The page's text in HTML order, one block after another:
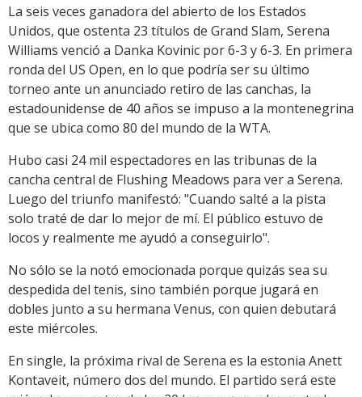
Link
La seis veces ganadora del abierto de los Estados
Unidos, que ostenta 23 títulos de Grand Slam, Serena
Williams venció a Danka Kovinic por 6-3 y 6-3. En primera
ronda del US Open, en lo que podría ser su último
torneo ante un anunciado retiro de las canchas, la
estadounidense de 40 años se impuso a la montenegrina
que se ubica como 80 del mundo de la WTA.
Hubo casi 24 mil espectadores en las tribunas de la
cancha central de Flushing Meadows para ver a Serena.
Luego del triunfo manifestó: "Cuando salté a la pista
solo traté de dar lo mejor de mí. El público estuvo de
locos y realmente me ayudó a conseguirlo".
No sólo se la notó emocionada porque quizás sea su
despedida del tenis, sino también porque jugará en
dobles junto a su hermana Venus, con quien debutará
este miércoles.
En single, la próxima rival de Serena es la estonia Anett
Kontaveit, número dos del mundo. El partido será este